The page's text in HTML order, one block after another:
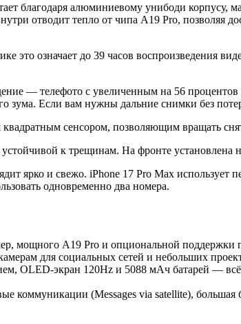
благодаря алюминиевому унибоди корпусу,
отводит тепло от чипа A19 Pro, позволяя
это означает до 39 часов воспроизведения
— телефото с увеличенным на 56
Если вам нужны дальние снимки без
сенсором, позволяющим вращать
к трещинам. На фронте
ярко и свежо. iPhone 17 Pro Max
одновременно два номера.
мощного A19 Pro и опциональной поддержки
для социальных сетей и небольших
OLED-экран 120Hz и 5088 мАч батарей — всё
коммуникации (Messages via satellite), большая